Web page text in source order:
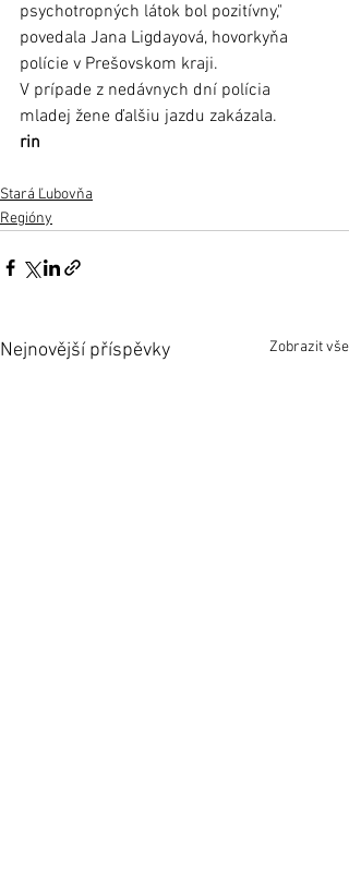
psychotropných látok bol pozitívny,"
povedala Jana Ligdayová, hovorkyňa
polície v Prešovskom kraji.
V prípade z nedávnych dní polícia
mladej žene ďalšiu jazdu zakázala.
rin
Stará Ľubovňa
Regióny
Nejnovější příspěvky Zobrazit vše